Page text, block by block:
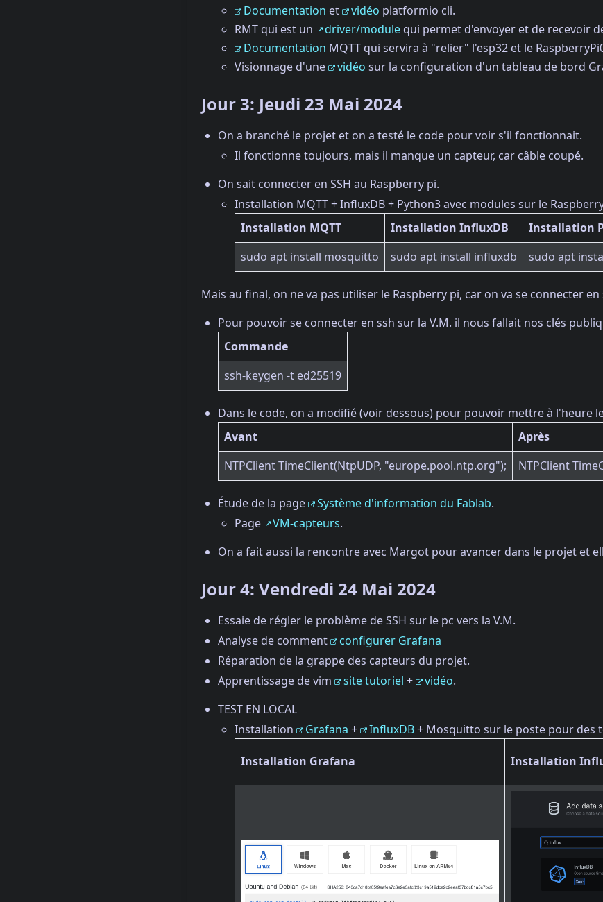
Documentation et vidéo platformio cli.
RMT qui est un
driver/module qui permet d'envoyer et de recevoir
Documentation MQTT qui servira à "relier" l'esp32 et le
Visionnage d'une
vidéo sur la configuration d'un tableau de bord
Jour 3: Jeudi 23 Mai 2024
On a branché le projet et on a testé le code pour voir s'il fonctionnait.
Il fonctionne toujours, mais il manque un capteur, car câble coupé.
On sait connecter en SSH au Raspberry pi.
Installation MQTT + InfluxDB + Python3 avec modules sur le
Installation MQTT
Installation InfluxDB
Installation
sudo apt install mosquitto
sudo apt install influxdb sudo apt
Mais au final, on ne va pas utiliser le Raspberry pi, car on va se connecter en
Pour pouvoir se connecter en ssh sur la V.M. il nous fallait nos clés
Commande
ssh-keygen -t ed25519
Dans le code, on a modifié (voir dessous) pour pouvoir mettre à l'heure
Avant
Après
NTPClient TimeClient(NtpUDP, "europe.pool.ntp.org");
NTPClient
Étude de la page Système d'information du Fablab.
Page
VM-capteurs.
On a fait aussi la rencontre avec Margot pour avancer dans le projet et
Jour 4: Vendredi 24 Mai 2024
Essaie de régler le problème de SSH sur le pc vers la V.M.
Analyse de comment
configurer Grafana
Réparation de la grappe des capteurs du projet.
Apprentissage de vim
site tutoriel + vidéo.
TEST EN LOCAL
Installation
Grafana + InfluxDB+ Mosquitto sur le poste pour des
Installation Grafana Installation